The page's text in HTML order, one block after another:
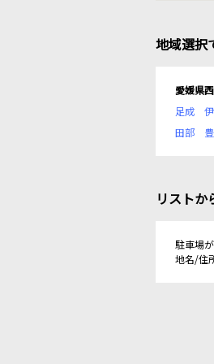
地域選択
愛媛県
足成
田部
リストか
駐車場
地名/住